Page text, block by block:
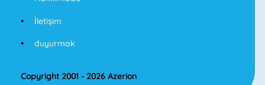
İletişim
duyurmak
Copyright 2001 - 2026 Azerion